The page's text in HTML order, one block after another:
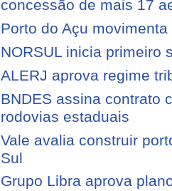
concessão de mais 17
Porto do Açu
NORSUL inicia primeiro
ALERJ aprova regime
BNDES assina contrato
rodovias estaduais
Vale avalia construir
Sul
Grupo Libra aprova